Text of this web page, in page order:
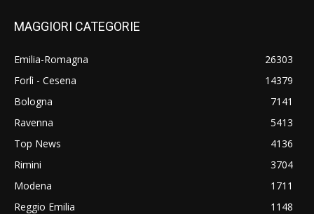
MAGGIORI CATEGORIE
Emilia-Romagna
26303
Forlì - Cesena
14379
Bologna
7141
Ravenna
5413
Top News
4136
Rimini
3704
Modena
1711
Reggio Emilia
1148